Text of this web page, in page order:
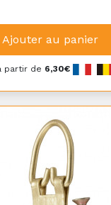
Ajouter au panier
partir de 6,30€